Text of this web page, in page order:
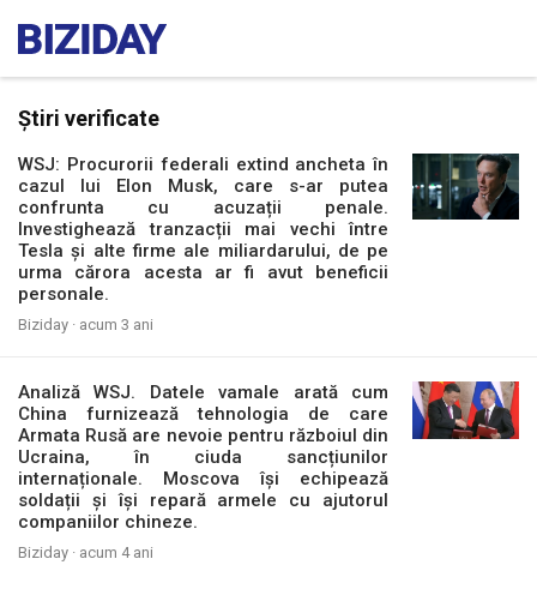
Știri verificate
WSJ: Procurorii federali extind ancheta în
cazul lui Elon Musk, care s-ar putea
confrunta cu acuzații penale.
Investighează tranzacții mai vechi între
Tesla și alte firme ale miliardarului, de pe
urma cărora acesta ar fi avut beneficii
personale.
Biziday · acum 3 ani
Analiză WSJ. Datele vamale arată cum
China furnizează tehnologia de care
Armata Rusă are nevoie pentru războiul din
Ucraina, în ciuda sancțiunilor
internaționale. Moscova își echipează
soldații și își repară armele cu ajutorul
companiilor chineze.
Biziday · acum 4 ani